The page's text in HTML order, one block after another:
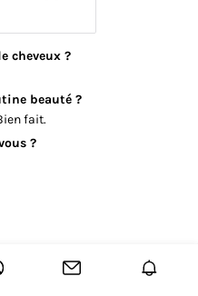
cheveux ?
beauté ?
fait.
?